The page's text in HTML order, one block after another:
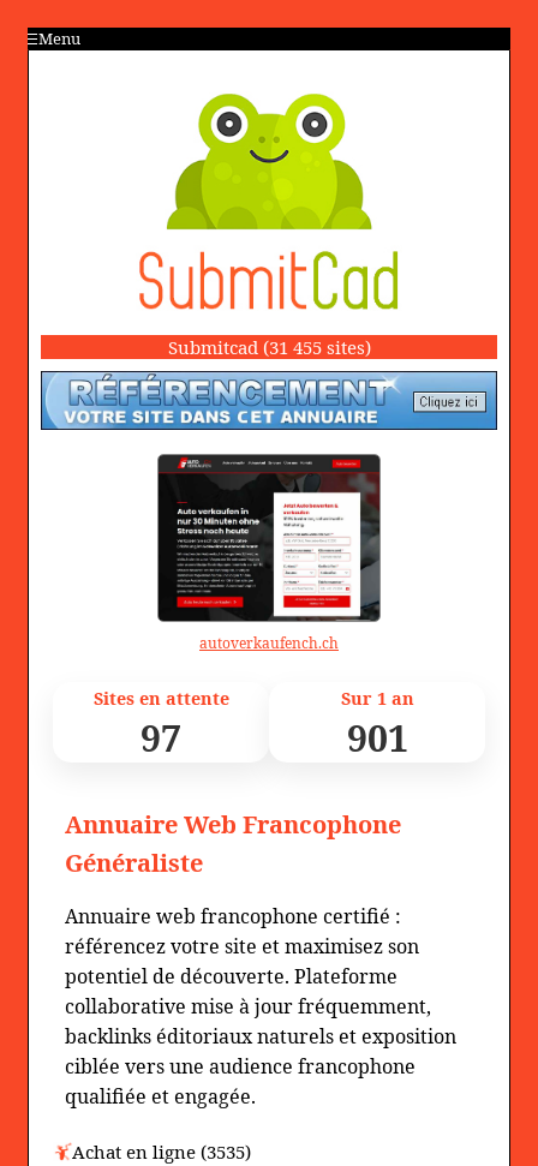
Menu
Submitcad (31 455 sites)
autoverkaufench.ch
Sites en attente
97
Sur 1 an
901
Annuaire Web Francophone
Généraliste
Annuaire web francophone certifié :
référencez votre site et maximisez son
potentiel de découverte. Plateforme
collaborative mise à jour fréquemment,
backlinks éditoriaux naturels et exposition
ciblée vers une audience francophone
qualifiée et engagée.
Achat en ligne (3535)